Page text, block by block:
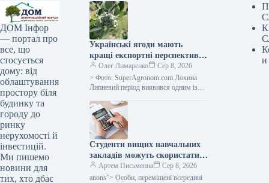
ДОМ Інфор
— портал про
все, що
стосується
дому: від
облаштування
простору біля
будинку та
городу до
ринку
нерухомості й
інвестицій.
Ми пишемо
новини для
тих, хто дбає
Українські ягоди мають
кращі експортні перспективи,
однак слід зважати на
оновлені нормативні вимоги
— SuperAgronom.com
Олег Лимаренко
Сер 8, 2026
> Фото: SuperAgronom.com Лохина
Липневий період виявився одним із
України, що спеціалізується на
вирощуванні ягід. Саме…
Студенти вищих навчальних
закладів можуть скористатися
податковою знижкою на
оренду помешкання: які
Артем Письменна
Сер 8, 2026
anons”> Особи, переміщені всередині
и